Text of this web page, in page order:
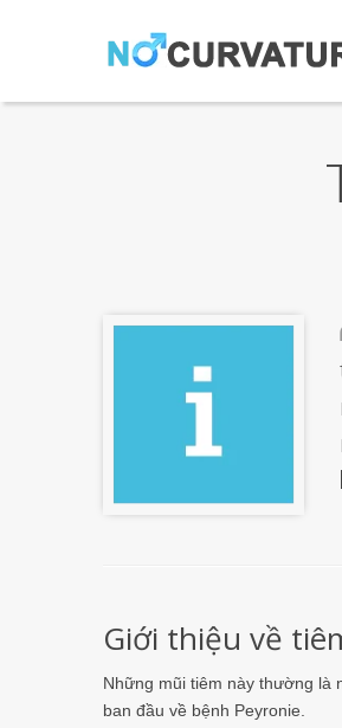
Giới thiệu về
Những mũi tiêm này thường là
ban đầu về bệnh Peyronie.